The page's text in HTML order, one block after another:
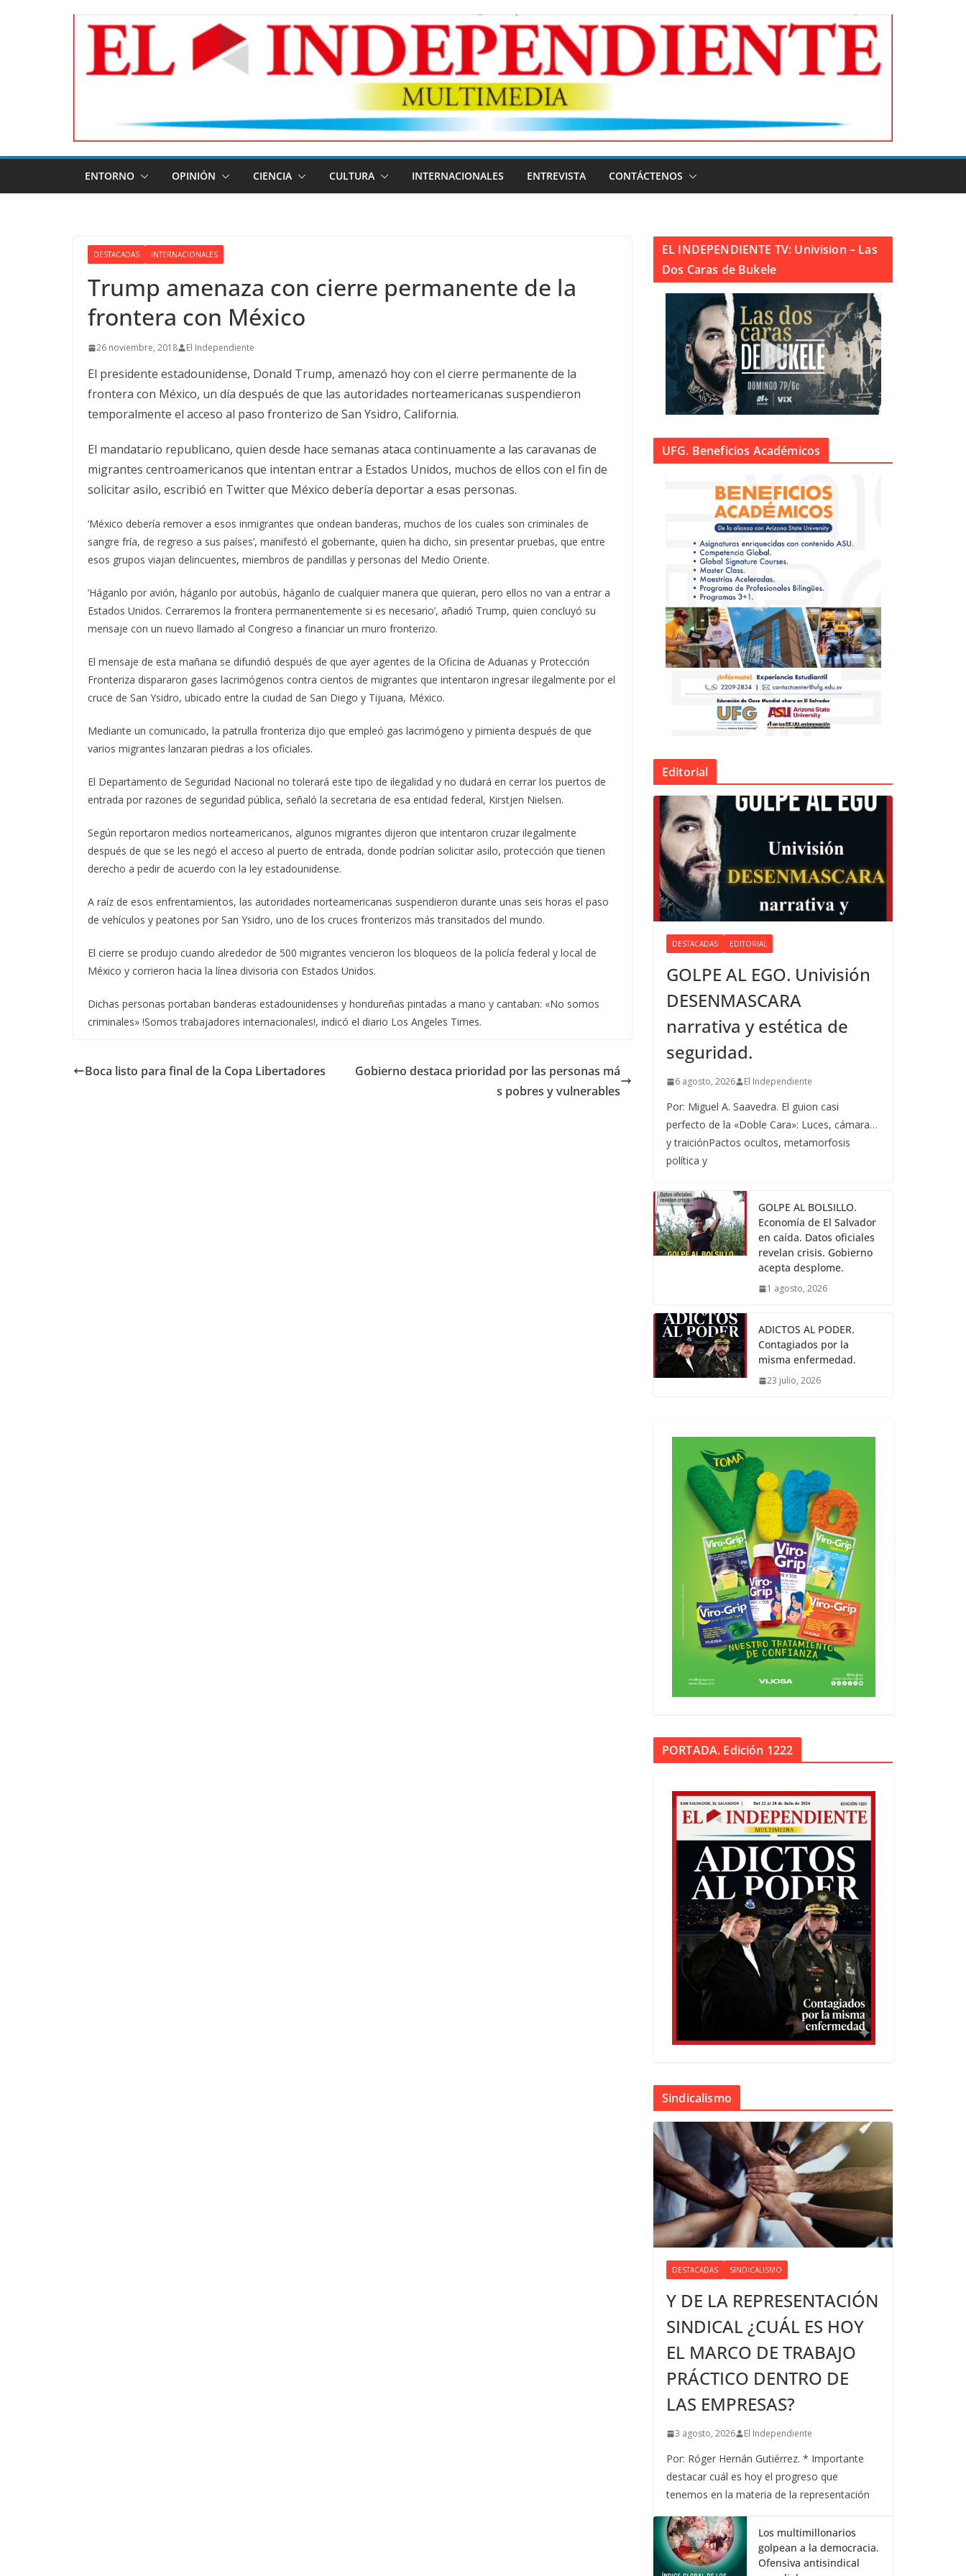
ENTORNO OPINIÓN CIENCIA CULTURA INTERNACIONALES ENTREVISTA CONTÁCTENOS
DESTACADAS INTERNACIONALES
Trump amenaza con cierre permanente de la
frontera con México
26 noviembre, 2018 El Independiente
El presidente estadounidense, Donald Trump, amenazó hoy con el cierre permanente de la
frontera con México, un día después de que las autoridades norteamericanas suspendieron
temporalmente el acceso al paso fronterizo de San Ysidro, California.
El mandatario republicano, quien desde hace semanas ataca continuamente a las caravanas de
migrantes centroamericanos que intentan entrar a Estados Unidos, muchos de ellos con el fin de
solicitar asilo, escribió en Twitter que México debería deportar a esas personas.
‘México debería remover a esos inmigrantes que ondean banderas, muchos de los cuales son criminales de
sangre fría, de regreso a sus países’, manifestó el gobernante, quien ha dicho, sin presentar pruebas, que entre
esos grupos viajan delincuentes, miembros de pandillas y personas del Medio Oriente.
‘Háganlo por avión, háganlo por autobús, háganlo de cualquier manera que quieran, pero ellos no van a entrar a
Estados Unidos. Cerraremos la frontera permanentemente si es necesario’, añadió Trump, quien concluyó su
mensaje con un nuevo llamado al Congreso a financiar un muro fronterizo.
El mensaje de esta mañana se difundió después de que ayer agentes de la Oficina de Aduanas y Protección
Fronteriza dispararon gases lacrimógenos contra cientos de migrantes que intentaron ingresar ilegalmente por el
cruce de San Ysidro, ubicado entre la ciudad de San Diego y Tijuana, México.
Mediante un comunicado, la patrulla fronteriza dijo que empleó gas lacrimógeno y pimienta después de que
varios migrantes lanzaran piedras a los oficiales.
El Departamento de Seguridad Nacional no tolerará este tipo de ilegalidad y no dudará en cerrar los puertos de
entrada por razones de seguridad pública, señaló la secretaria de esa entidad federal, Kirstjen Nielsen.
Según reportaron medios norteamericanos, algunos migrantes dijeron que intentaron cruzar ilegalmente
después de que se les negó el acceso al puerto de entrada, donde podrían solicitar asilo, protección que tienen
derecho a pedir de acuerdo con la ley estadounidense.
A raíz de esos enfrentamientos, las autoridades norteamericanas suspendieron durante unas seis horas el paso
de vehículos y peatones por San Ysidro, uno de los cruces fronterizos más transitados del mundo.
El cierre se produjo cuando alrededor de 500 migrantes vencieron los bloqueos de la policía federal y local de
México y corrieron hacia la línea divisoria con Estados Unidos.
Dichas personas portaban banderas estadounidenses y hondureñas pintadas a mano y cantaban: «No somos
criminales» !Somos trabajadores internacionales!, indicó el diario Los Angeles Times.
Boca listo para final de la Copa Libertadores
Gobierno destaca prioridad por las personas má
s pobres y vulnerables
EL INDEPENDIENTE TV: Univision – Las
Dos Caras de Bukele
UFG. Beneficios Académicos
Editorial
DESTACADAS EDITORIAL
GOLPE AL EGO. Univisión
DESENMASCARA
narrativa y estética de
seguridad.
6 agosto, 2026 El Independiente
Por: Miguel A. Saavedra. El guion casi
perfecto de la «Doble Cara»: Luces, cámara…
y traiciónPactos ocultos, metamorfosis
política y
GOLPE AL BOLSILLO.
Economía de El Salvador
en caída. Datos oficiales
revelan crisis. Gobierno
acepta desplome.
1 agosto, 2026
ADICTOS AL PODER.
Contagiados por la
misma enfermedad.
23 julio, 2026
PORTADA. Edición 1222
Sindicalismo
DESTACADAS SINDICALISMO
Y DE LA REPRESENTACIÓN
SINDICAL ¿CUÁL ES HOY
EL MARCO DE TRABAJO
PRÁCTICO DENTRO DE
LAS EMPRESAS?
3 agosto, 2026 El Independiente
Por: Róger Hernán Gutiérrez. * Importante
destacar cuál es hoy el progreso que
tenemos en la materia de la representación
Los multimillonarios
golpean a la democracia.
Ofensiva antisindical